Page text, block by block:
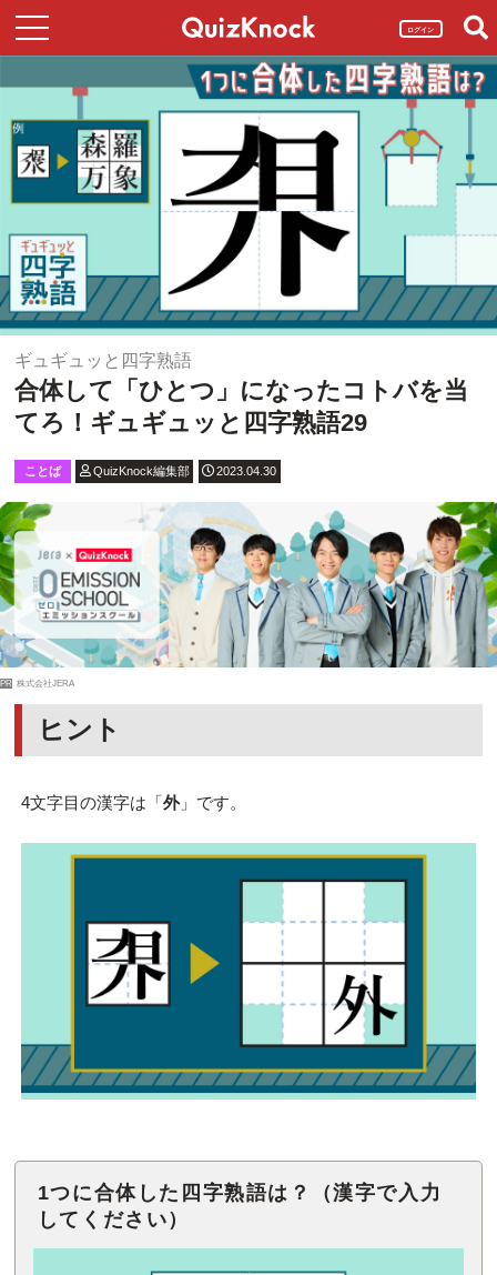
ログイン
ギュギュッと四字熟語
合体して「ひとつ」になったコトバを当
てろ！ギュギュッと四字熟語29
ことば QuizKnock編集部 2023.04.30
PR 株式会社JERA
ヒント
4文字目の漢字は「 外」です。
1つに合体した四字熟語は？（漢字で入力
してください）